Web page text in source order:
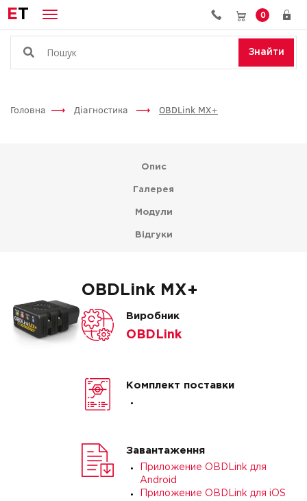
ET 0
Знайти
Головна Діагностика OBDLink MX+
Опис
Галерея
Модули
Відгуки
OBDLink MX+
Виробник
OBDLink
Комплект поставки
Завантаження
Приложение OBDLink для
Android
Приложение OBDLink для iOS